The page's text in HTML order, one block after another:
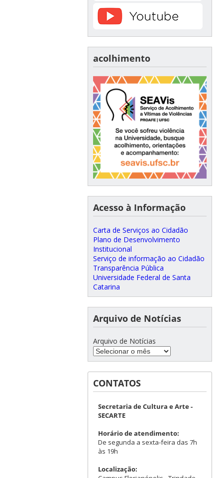
acolhimento
Acesso à Informação
Carta de Serviços ao Cidadão
Plano de Desenvolvimento
Institucional
Serviço de informação ao Cidadão
Transparência Pública
Universidade Federal de Santa
Catarina
Arquivo de Notícias
Arquivo de Notícias
CONTATOS
Secretaria de Cultura e Arte -
SECARTE
Horário de atendimento:
De segunda a sexta-feira das 7h
às 19h
Localização: